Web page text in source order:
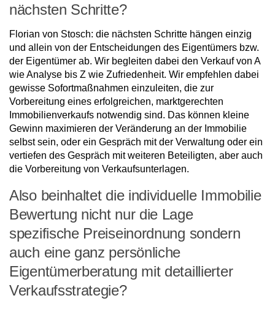
nächsten Schritte?
Florian von Stosch: die nächsten Schritte hängen einzig
und allein von der Entscheidungen des Eigentümers bzw.
der Eigentümer ab. Wir begleiten dabei den Verkauf von A
wie Analyse bis Z wie Zufriedenheit. Wir empfehlen dabei
gewisse Sofortmaßnahmen einzuleiten, die zur
Vorbereitung eines erfolgreichen, marktgerechten
Immobilienverkaufs notwendig sind. Das können kleine
Gewinn maximieren der Veränderung an der Immobilie
selbst sein, oder ein Gespräch mit der Verwaltung oder ein
vertiefen des Gespräch mit weiteren Beteiligten, aber auch
die Vorbereitung von Verkaufsunterlagen.
Also beinhaltet die individuelle Immobilie
Bewertung nicht nur die Lage
spezifische Preiseinordnung sondern
auch eine ganz persönliche
Eigentümerberatung mit detaillierter
Verkaufsstrategie?